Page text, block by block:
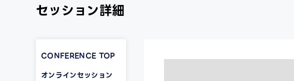
セッション詳細
CONFERENCE TOP
オンラインセッション